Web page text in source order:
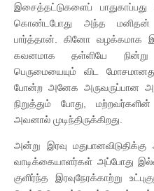
இசைத்தட்டுகளைப்
கொண்டபோது அந்த
பார்த்தான். கினோ வழக்கமாக
கவனமாக தள்ளியே
பெருமையையும் விட
போன்ற அனேக அருவருப்பான
நிறுத்தும் போது,
அவனால் முடிந்திருக்கிறது.
அன்று இரவு
வாடிக்கையாளர்கள் அப்போது
குளிர்ந்த இரவுநேரக்காற்று